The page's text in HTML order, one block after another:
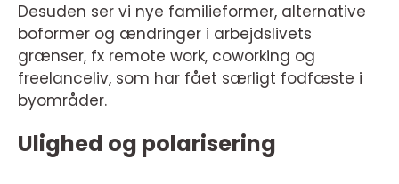
Desuden ser vi nye familieformer, alternative
boformer og ændringer i arbejdslivets
grænser, fx remote work, coworking og
freelanceliv, som har fået særligt fodfæste i
byområder.
Ulighed og polarisering